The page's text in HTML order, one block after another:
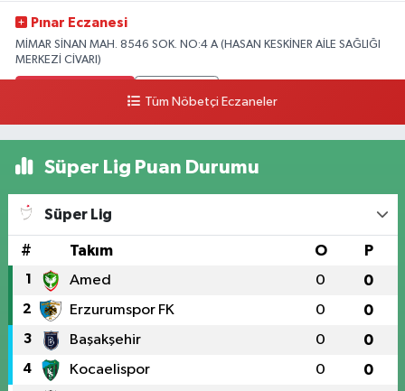
Pınar Eczanesi
MİMAR SİNAN MAH. 8546 SOK. NO:4 A (HASAN KESKİNER AİLE SAĞLIĞI
MERKEZİ CİVARI)
Tüm Nöbetçi Eczaneler
Süper Lig Puan Durumu
Süper Lig
# Takım O P
1 Amed 0 0
2 Erzurumspor FK 0 0
3 Başakşehir 0 0
4 Kocaelispor 0 0